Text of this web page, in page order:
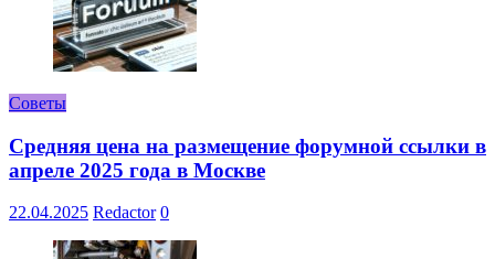
Советы
Средняя цена на размещение форумной ссылки в
апреле 2025 года в Москве
22.04.2025 Redactor 0